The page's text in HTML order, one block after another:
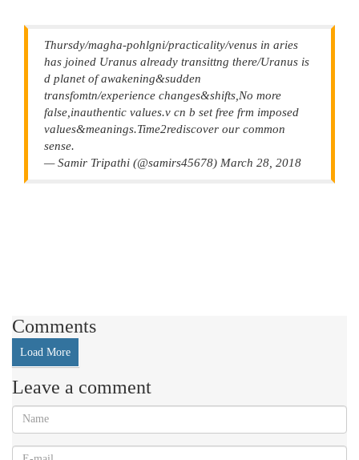
Thursdy/magha-pohlgni/practicality/venus in aries
has joined Uranus already transittng there/Uranus is
d planet of awakening&sudden
transfomtn/experience changes&shifts,No more
false,inauthentic values.v cn b set free frm imposed
values&meanings.Time2rediscover our common
sense.
— Samir Tripathi (@samirs45678) March 28, 2018
Comments
Load More
Leave a comment